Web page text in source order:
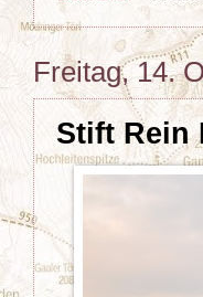
Freitag, 14.
Stift Rein